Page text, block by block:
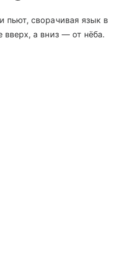
пьют, сворачивая язык в
а вниз —от нёба.